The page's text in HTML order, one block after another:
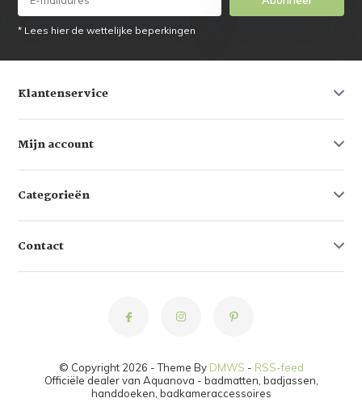
* Lees hier de wettelijke beperkingen
Klantenservice
Mijn account
Categorieën
Contact
© Copyright 2026 - Theme By DMWS - RSS-feed
Officiële dealer van Aquanova - badmatten, badjassen,
handdoeken, badkameraccessoires